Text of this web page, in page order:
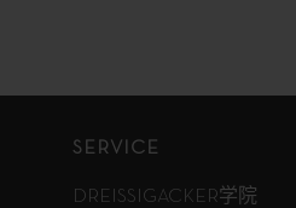
SERVICE
DREISSIGACKER学院